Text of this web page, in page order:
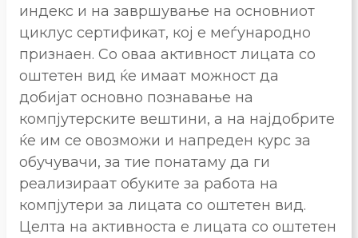
индекс и на завршување на основниот
циклус сертификат, кој е меѓународно
признаен. Со оваа активност лицата со
оштетен вид ќе имаат можност да
добијат основно познавање на
компјутерските вештини, а на најдобрите
ќе им се овозможи и напреден курс за
обучувачи, за тие понатаму да ги
реализираат обуките за работа на
компјутери за лицата со оштетен вид.
Целта на активноста е лицата со оштетен